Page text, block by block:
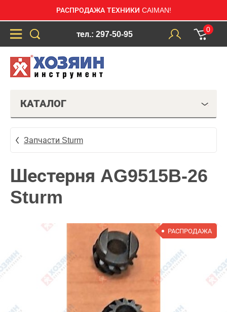
РАСПРОДАЖА ТЕХНИКИ CAIMAN!
тел.: 297-50-95
0
КАТАЛОГ
Запчасти Sturm
Шестерня AG9515B-26
Sturm
РАСПРОДАЖА